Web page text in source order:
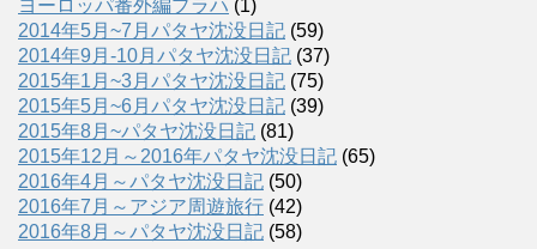
ヨーロッパ番外編プラハ (1)
2014年5月~7月パタヤ沈没日記 (59)
2014年9月-10月パタヤ沈没日記 (37)
2015年1月~3月パタヤ沈没日記 (75)
2015年5月~6月パタヤ沈没日記 (39)
2015年8月~パタヤ沈没日記 (81)
2015年12月～2016年パタヤ沈没日記 (65)
2016年4月～パタヤ沈没日記 (50)
2016年7月～アジア周遊旅行 (42)
2016年8月～パタヤ沈没日記 (58)